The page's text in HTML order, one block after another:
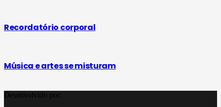
Recordatório corporal
Música e artes se misturam
Desenvolvido por: